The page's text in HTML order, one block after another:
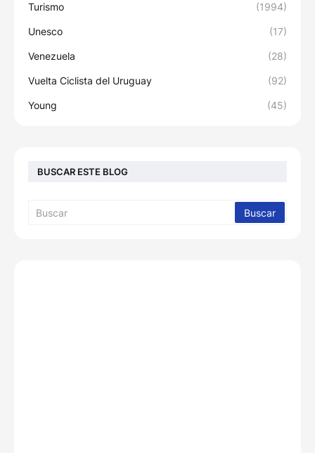
Turismo (1994)
Unesco (17)
Venezuela (28)
Vuelta Ciclista del Uruguay (92)
Young (45)
BUSCAR ESTE BLOG